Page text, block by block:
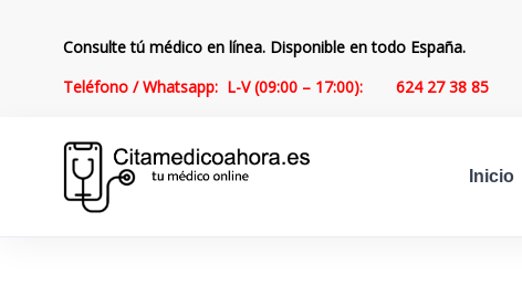
Consulte tú médico en línea. Disponible en todo España.
Teléfono / Whatsapp: L-V (09:00 – 17:00):
624 27 38 85
Inicio